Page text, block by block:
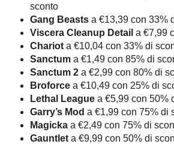
sconto
Gang Beasts a €13,39 con 33%
Viscera Cleanup Detail a €7,99
Chariot a €10,04 con 33% di
Sanctum a €1,49 con 85% di
Sanctum 2 a €2,99 con 80% di
Broforce a €10,49 con 25% di
Lethal League a €5,99 con 50%
Garry’s Mod a €1,99 con 75% di
Magicka a €2,49 con 75% di
Gauntlet a €9,99 con 50% di